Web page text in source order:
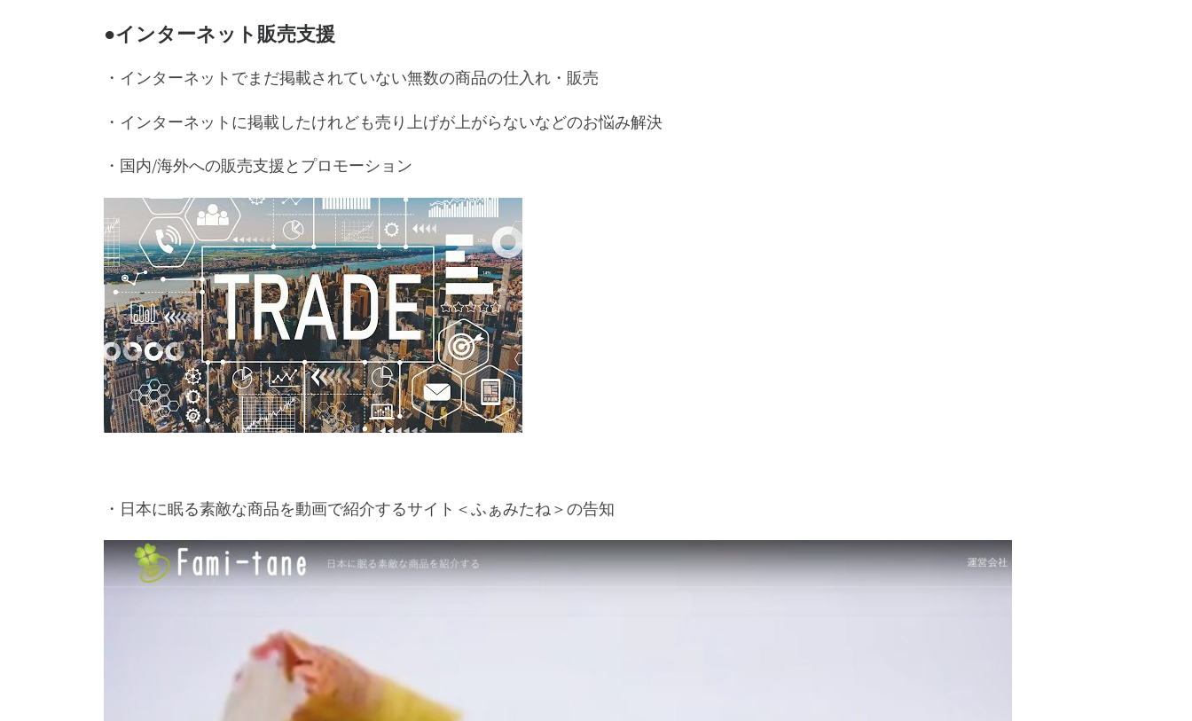
●インターネット販売支援
・インターネットでまだ掲載されていない無数の商品の仕入れ・販売
・インターネットに掲載したけれども売り上げが上がらないなどのお悩み解決
・国内/海外への販売支援とプロモーション
・日本に眠る素敵な商品を動画で紹介するサイト＜ふぁみたね＞の告知